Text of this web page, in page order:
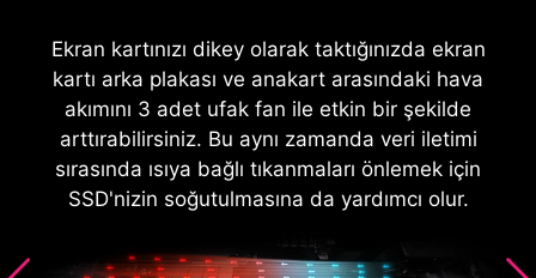
Ekran kartınızı dikey olarak taktığınızda ekran
kartı arka plakası ve anakart arasındaki hava
akımını 3 adet ufak fan ile etkin bir şekilde
arttırabilirsiniz. Bu aynı zamanda veri iletimi
sırasında ısıya bağlı tıkanmaları önlemek için
SSD'nizin soğutulmasına da yardımcı olur.